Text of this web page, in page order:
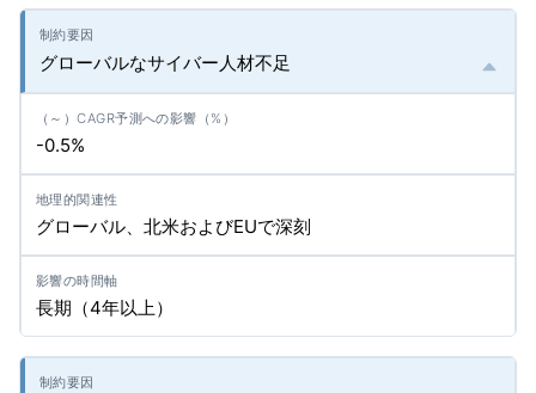
グローバルなサイバー人材不足
-0.5%
グローバル、北米およびEUで深刻
長期（4年以上）